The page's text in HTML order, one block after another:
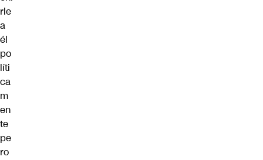
rle
a
él
po
líti
ca
m
en
te
pe
ro